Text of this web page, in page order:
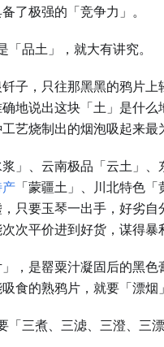
了极强的「竞争力」。
「品土」，就大有讲究。
子，只往那黑黑的鸦片上
地说出这块「土」是什么
艺烧制出的烟泡吸起来最
」、云南极品「云土」、
产 「蒙疆土」、川北特色
只要玉琴一出手，好劣自
次平价进到好货，谋得暴
，是罂粟汁凝固后的黑色
食的熟鸦片，就要「漂烟
「三煮、三滤、三澄、三漂